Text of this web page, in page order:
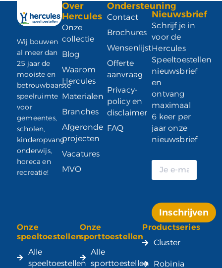
Wij bouwen
al meer dan
25 jaar de
mooiste en
betrouwbaarste
speelruimte
voor
gemeentes,
scholen,
kinderopvang,
onderwijs,
horeca en
recreatie!
Over
Hercules
Onze
collectie
Blog
Waarom
Hercules
Materialen
Branches
Afgeronde
projecten
Vacatures
MVO
Ondersteuning
Contact
Brochures
Wensenlijst
Offerte
aanvraag
Privacy-
policy en
disclaimer
FAQ
Nieuwsbrief
Schrijf je in
voor de
Hercules
Speeltoestellen
nieuwsbrief
en
ontvang
maximaal
6 keer per
jaar onze
nieuwsbrief
Inschrijven
Alternative:
Onze
speeltoestellen
Alle
speeltoestellen
Onze
sporttoestellen
Alle
sporttoestellen
Productseries
Cluster
Robinia